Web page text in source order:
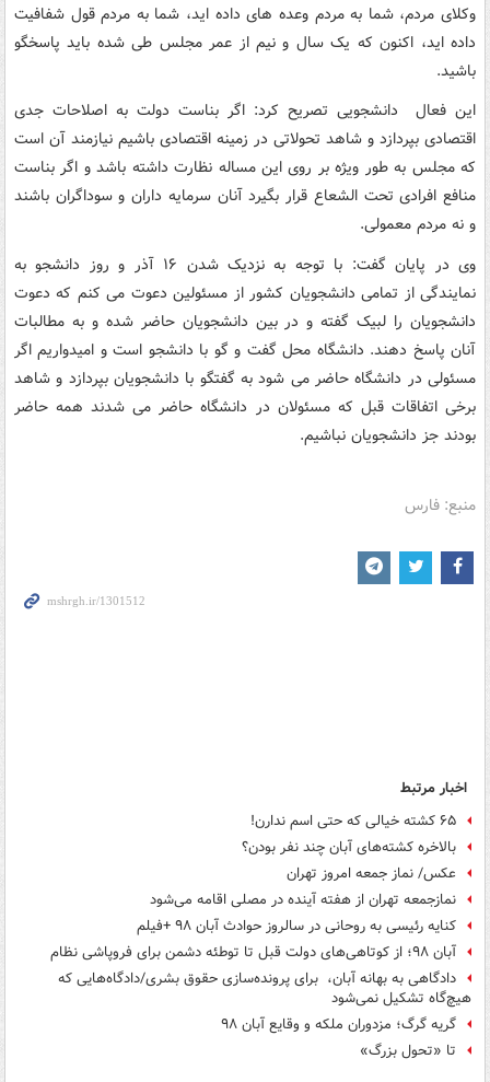
وکلای مردم، شما به مردم وعده های داده اید، شما به مردم قول شفافیت
داده اید، اکنون که یک سال و نیم از عمر مجلس طی شده باید پاسخگو
باشید.
این فعال دانشجویی تصریح کرد: اگر بناست دولت به اصلاحات جدی
اقتصادی بپردازد و شاهد تحولاتی در زمینه اقتصادی باشیم نیازمند آن است
که مجلس به طور ویژه بر روی این مساله نظارت داشته باشد و اگر بناست
منافع افرادی تحت الشعاع قرار بگیرد آنان سرمایه داران و سوداگران باشند
و نه مردم معمولی.
وی در پایان گفت: با توجه به نزدیک شدن ۱۶ آذر و روز دانشجو به
نمایندگی از تمامی دانشجویان کشور از مسئولین دعوت می کنم که دعوت
دانشجویان را لبیک گفته و در بین دانشجویان حاضر شده و به مطالبات
آنان پاسخ دهند. دانشگاه محل گفت و گو با دانشجو است و امیدواریم اگر
مسئولی در دانشگاه حاضر می شود به گفتگو با دانشجویان بپردازد و شاهد
برخی اتفاقات قبل که مسئولان در دانشگاه حاضر می شدند همه حاضر
بودند جز دانشجویان نباشیم.
منبع: فارس
اخبار مرتبط
۶۵ کشته خیالی که حتی اسم ندارن!
بالاخره کشته‌های آبان چند نفر بودن؟
عکس/ نماز جمعه امروز تهران
نمازجمعه تهران از هفته آینده در مصلی اقامه می‌شود
کنایه رئیسی به روحانی در سالروز حوادث آبان ۹۸ +فیلم
آبان ۹۸؛ از کوتاهی‌های دولت قبل تا توطئه دشمن برای فروپاشی نظام
دادگاهی به بهانه آبان، ‌ برای پرونده‌سازی حقوق بشری/دادگاه‌هایی که
هیچ‌گاه تشکیل نمی‌شود
گریه گرگ؛ مزدوران ملکه و وقایع آبان ۹۸
تا «تحول بزرگ»